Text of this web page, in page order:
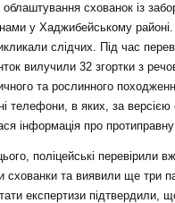
облаштування схованок із
у Хаджибейському
слідчих. Під час
вилучили 32 згортки з
та рослинного
телефони, в яких, за версією
інформація про протиправну
поліцейські перевірили
схованки та виявили ще три
експертизи підтвердили,